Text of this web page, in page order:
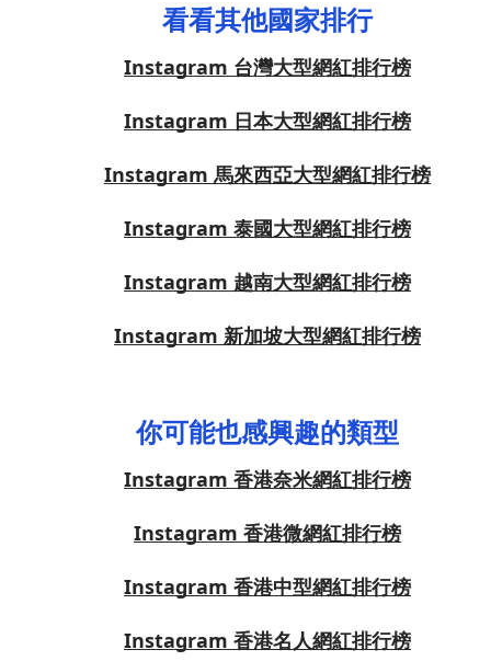
看看其他國家排行
Instagram 台灣大型網紅排行榜
Instagram 日本大型網紅排行榜
Instagram 馬來西亞大型網紅排行榜
Instagram 泰國大型網紅排行榜
Instagram 越南大型網紅排行榜
Instagram 新加坡大型網紅排行榜
你可能也感興趣的類型
Instagram 香港奈米網紅排行榜
Instagram 香港微網紅排行榜
Instagram 香港中型網紅排行榜
Instagram 香港名人網紅排行榜